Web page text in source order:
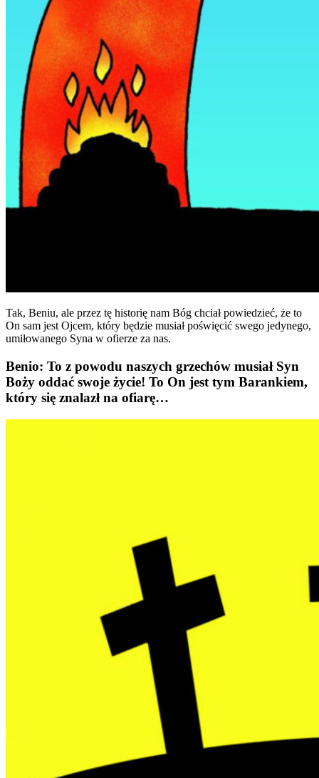
Tak, Beniu, ale przez tę historię nam Bóg chciał powiedzieć, że to
On sam jest Ojcem, który będzie musiał poświęcić swego jedynego,
umiłowanego Syna w ofierze za nas.
Benio: To z powodu naszych grzechów musiał Syn
Boży oddać swoje życie! To On jest tym Barankiem,
który się znalazł na ofiarę…